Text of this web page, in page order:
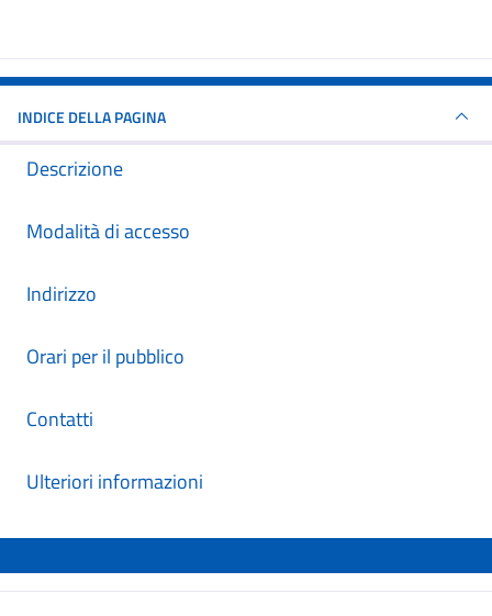
INDICE DELLA PAGINA
Descrizione
Modalità di accesso
Indirizzo
Orari per il pubblico
Contatti
Ulteriori informazioni